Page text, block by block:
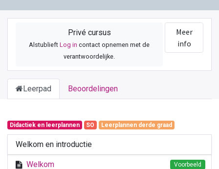
Privé cursus
AlstublieftLog in contact opnemen met de
verantwoordelijke.
Meer
info
Leerpad Beoordelingen
Didactiek en leerplannen SO Leerplannen derde graad
Welkom en introductie
Welkom Voorbeeld